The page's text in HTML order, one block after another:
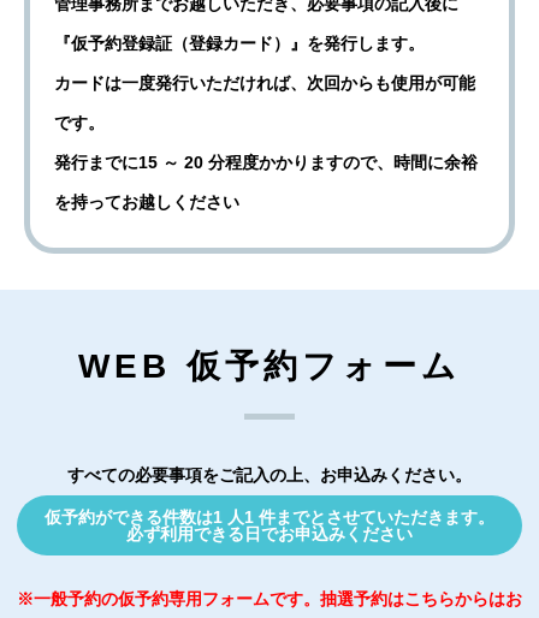
管理事務所までお越しいただき、必要事項の記入後に
『仮予約登録証（登録カード）』を発行します。
カードは一度発行いただければ、次回からも使用が可能
です。
発行までに15 ～ 20 分程度かかりますので、時間に余裕
を持ってお越しください
WEB 仮予約フォーム
すべての必要事項をご記入の上、お申込みください。
仮予約ができる件数は1 人1 件までとさせていただきます。
必ず利用できる日でお申込みください
※一般予約の仮予約専用フォームです。抽選予約はこちらからはお